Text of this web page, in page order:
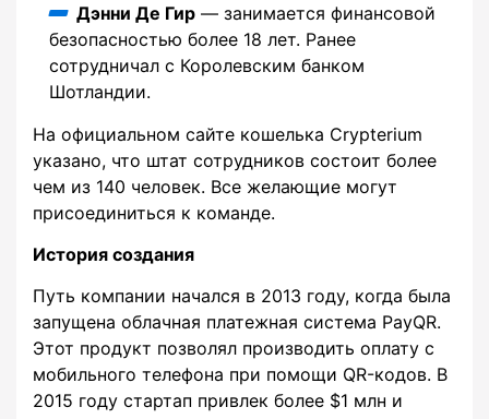
Дэнни Де Гир — занимается финансовой
безопасностью более 18 лет. Ранее
сотрудничал с Королевским банком
Шотландии.
На официальном сайте кошелька Crypterium
указано, что штат сотрудников состоит более
чем из 140 человек. Все желающие могут
присоединиться к команде.
История создания
Путь компании начался в 2013 году, когда была
запущена облачная платежная система PayQR.
Этот продукт позволял производить оплату с
мобильного телефона при помощи QR-кодов. В
2015 году стартап привлек более $1 млн и